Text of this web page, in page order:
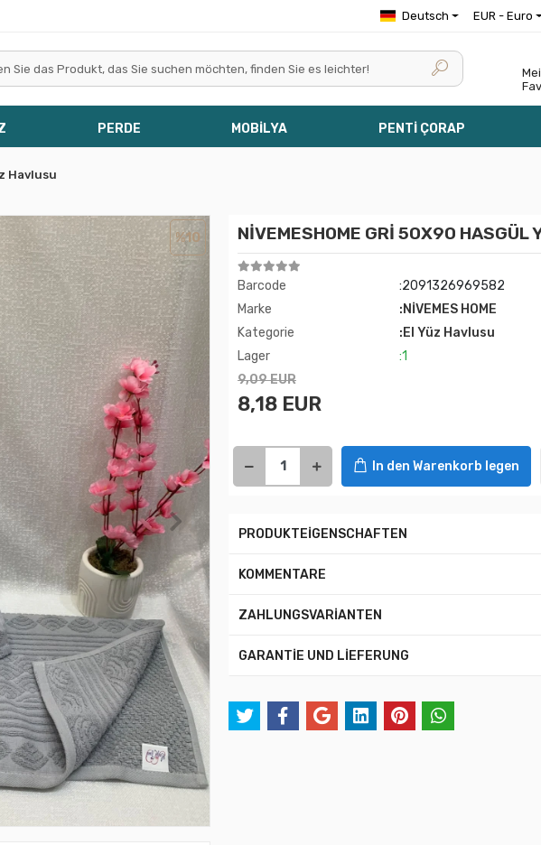
Deutsch EUR - Euro
PERDE MOBİLYA PENTİ ÇORAP
Havlusu
%10 NİVEMESHOME GRİ 50X90 HASGÜL
Barcode
:2091326969582
Marke
:NİVEMES HOME
Kategorie
:El Yüz Havlusu
Lager
:1
9,09 EUR
8,18 EUR
In den Warenkorb legen
PRODUKTEİGENSCHAFTEN
KOMMENTARE
ZAHLUNGSVARİANTEN
GARANTİE UND LİEFERUNG